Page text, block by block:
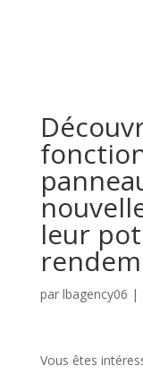
leur
par lbagency06 |
Vous êtes